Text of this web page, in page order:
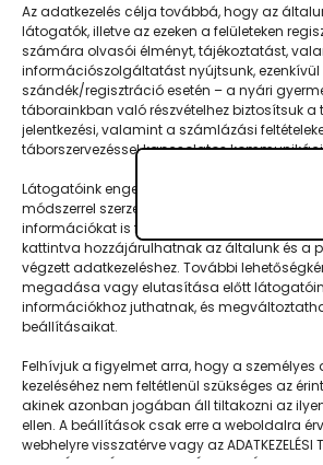
Az adatkezelés célja továbbá, hogy az
látogatók, illetve az ezeken a felületeken
számára olvasói élményt, tájékoztatást,
információszolgáltatást nyújtsunk, ezenkívül
szándék/regisztráció esetén – a nyári
táborainkban való részvételhez biztosítsuk
jelentkezési, valamint a számlázási
táborszervezéssel kapcsolatos
Látogatóink engedélyével mi és a partnereink
módszerrel szerzett geolokációs adatokat és
információkat is felhasználhatunk.
kattintva hozzájárulhatnak az általunk és a
végzett adatkezeléshez. További
megadása vagy elutasítása előtt
információkhoz juthatnak, és
beállításaikat.
Felhívjuk a figyelmet arra, hogy a személyes
kezeléséhez nem feltétlenül szükséges az
akinek azonban jogában áll tiltakozni az
ellen. A beállítások csak erre a weboldalra
webhelyre visszatérve vagy az ADATKEZELÉSI
TEAM kecskeméti…
Táboringer
Egyveleg